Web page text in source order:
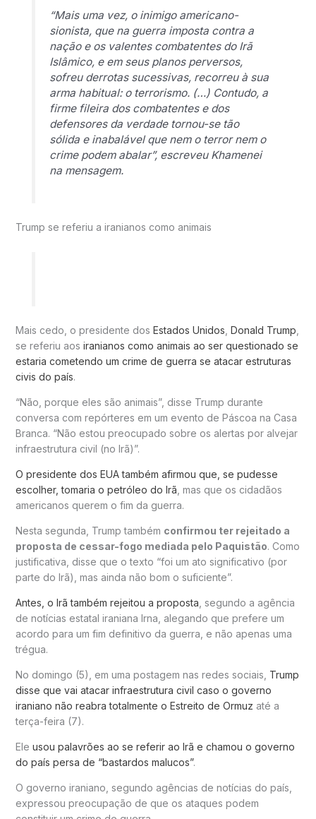
“Mais uma vez, o inimigo americano-
sionista, que na guerra imposta contra a
nação e os valentes combatentes do Irã
Islâmico, e em seus planos perversos,
sofreu derrotas sucessivas, recorreu à sua
arma habitual: o terrorismo. (…) Contudo, a
firme fileira dos combatentes e dos
defensores da verdade tornou-se tão
sólida e inabalável que nem o terror nem o
crime podem abalar”, escreveu Khamenei
na mensagem.
Trump se referiu a iranianos como animais
Mais cedo, o presidente dos Estados Unidos Donald Trump
se referiu aos iranianos como animais ao ser questionado se
estaria cometendo um crime de guerra se atacar estruturas
civis do país.
“Não, porque eles são animais”, disse Trump durante
conversa com repórteres em um evento de Páscoa na Casa
Branca. “Não estou preocupado sobre os alertas por alvejar
infraestrutura civil (no Irã)”.
O presidente dos EUA também afirmou que, se pudesse
escolher, tomaria o petróleo do Irã , mas que os cidadãos
americanos querem o fim da guerra.
Nesta segunda, Trump também confirmou ter rejeitado a
proposta de cessar-fogo mediada pelo Paquistão. Como
justificativa, disse que o texto “foi um ato significativo (por
parte do Irã), mas ainda não bom o suficiente”.
Antes, o Irã também rejeitou a proposta , segundo a agência
de notícias estatal iraniana Irna, alegando que prefere um
acordo para um fim definitivo da guerra, e não apenas uma
trégua.
No domingo (5), em uma postagem nas redes sociais, Trump
disse que vai atacar infraestrutura civil caso o governo
iraniano não reabra totalmente o Estreito de Ormuz até a
terça-feira (7).
Ele usou palavrões ao se referir ao Irã e chamou o governo
do país persa de “bastardos malucos”.
O governo iraniano, segundo agências de notícias do país,
expressou preocupação de que os ataques podem